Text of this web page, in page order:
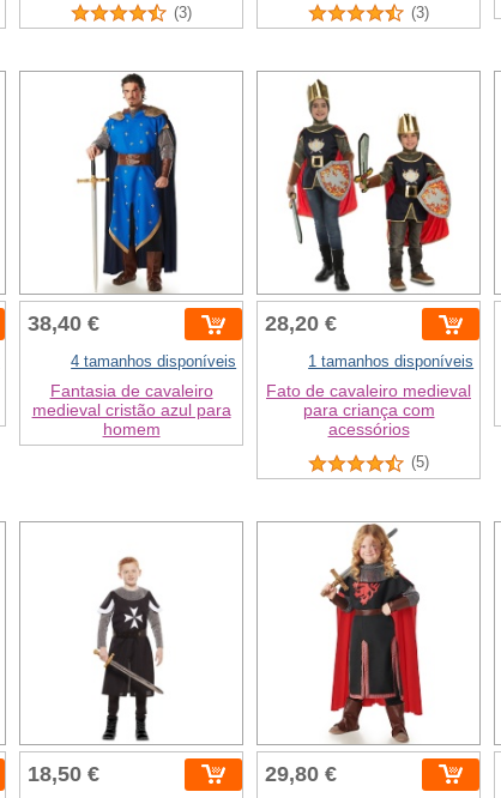
(3) (3)
38,40 €
4 tamanhos disponíveis
Fantasia de cavaleiro
medieval cristão azul para
homem
28,20 €
1 tamanhos disponíveis
Fato de cavaleiro medieval
para criança com
acessórios
(5)
18,50 € 29,80 €